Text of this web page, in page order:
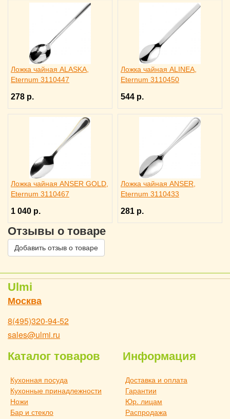
Ложка чайная ALASKA,
Eternum 3110447
278 р.
Ложка чайная ALINEA,
Eternum 3110450
544 р.
Ложка чайная ANSER GOLD,
Eternum 3110467
1 040 р.
Ложка чайная ANSER,
Eternum 3110433
281 р.
Отзывы о товаре
Добавить отзыв о товаре
Ulmi
Москва
8(495)320-94-52
sales@ulmi.ru
Каталог товаров
Кухонная посуда
Кухонные принадлежности
Ножи
Бар и стекло
Информация
Доставка и оплата
Гарантии
Юр. лицам
Распродажа